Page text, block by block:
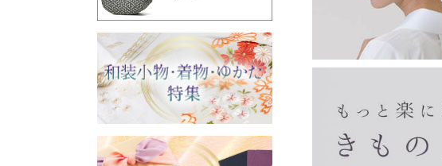
草履・バッグ
長襦袢・き楽っく
夢ぎぬ長襦袢
夢ぎぬ襦袢スリップ
東
東
東
化粧ポーチ・4.5寸
ペンケース
親子がま口 宝石入れ
がま口バッグ・ベルト
フクレ織のがま口
リバティ柄のがま口
浅草文庫